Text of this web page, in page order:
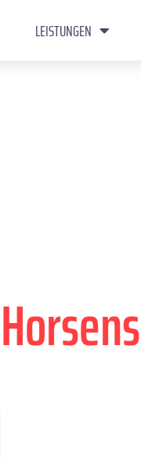
LEISTUNGEN
Horsens